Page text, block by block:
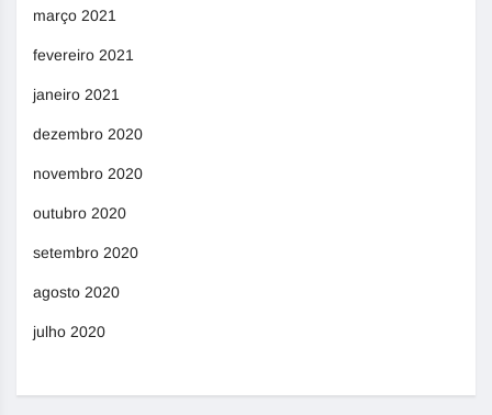
março 2021
fevereiro 2021
janeiro 2021
dezembro 2020
novembro 2020
outubro 2020
setembro 2020
agosto 2020
julho 2020